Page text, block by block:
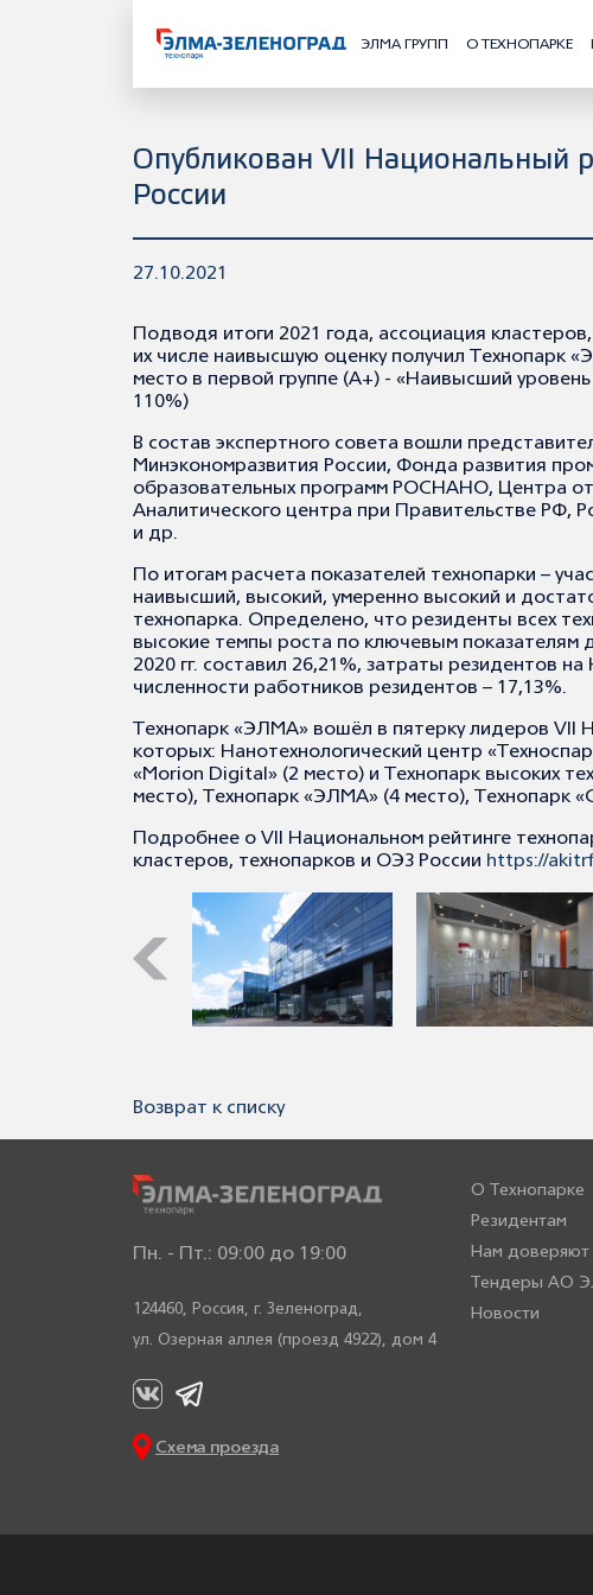
ЭЛМА ГРУПП О ТЕХНОПАРКЕ
Опубликован VII Национальный
России
27.10.2021
Подводя итоги 2021 года, ассоциация
их числе наивысшую оценку получил Технопарк
место в первой группе (А+) - «Наивысший
110%)
В состав экспертного совета вошли
Минэкономразвития России, Фонда развития
образовательных программ РОСНАНО, Центра
Аналитического центра при Правительстве РФ,
и др.
По итогам расчета показателей технопарки –
наивысший, высокий, умеренно высокий и
технопарка. Определено, что резиденты всех
высокие темпы роста по ключевым показателям
2020 гг. составил 26,21%, затраты резидентов
численности работников резидентов – 17,13%.
Технопарк «ЭЛМА» вошёл в пятерку лидеров VII
которых: Нанотехнологический центр
«Morion Digital» (2 место) и Технопарк высоких
место), Технопарк «ЭЛМА» (4 место), Технопарк
Подробнее о VII Национальном рейтинге
кластеров, технопарков и ОЭЗ России https://
Возврат к списку
Пн. - Пт.: 09:00 до 19:00
124460, Россия, г. Зеленоград,
ул. Озерная аллея (проезд 4922), дом 4
Схема проезда
О Технопарке
Резидентам
Нам доверяют
Тендеры АО
Новости